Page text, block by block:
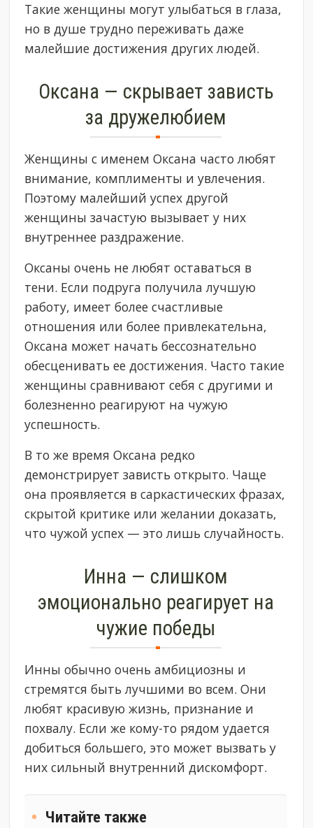
Такие женщины могут улыбаться в глаза,
но в душе трудно переживать даже
малейшие достижения других людей.
Оксана — скрывает зависть
за дружелюбием
Женщины с именем Оксана часто любят
внимание, комплименты и увлечения.
Поэтому малейший успех другой
женщины зачастую вызывает у них
внутреннее раздражение.
Оксаны очень не любят оставаться в
тени. Если подруга получила лучшую
работу, имеет более счастливые
отношения или более привлекательна,
Оксана может начать бессознательно
обесценивать ее достижения. Часто такие
женщины сравнивают себя с другими и
болезненно реагируют на чужую
успешность.
В то же время Оксана редко
демонстрирует зависть открыто. Чаще
она проявляется в саркастических фразах,
скрытой критике или желании доказать,
что чужой успех — это лишь случайность.
Инна — слишком
эмоционально реагирует на
чужие победы
Инны обычно очень амбициозны и
стремятся быть лучшими во всем. Они
любят красивую жизнь, признание и
похвалу. Если же кому-то рядом удается
добиться большего, это может вызвать у
них сильный внутренний дискомфорт.
Читайте также